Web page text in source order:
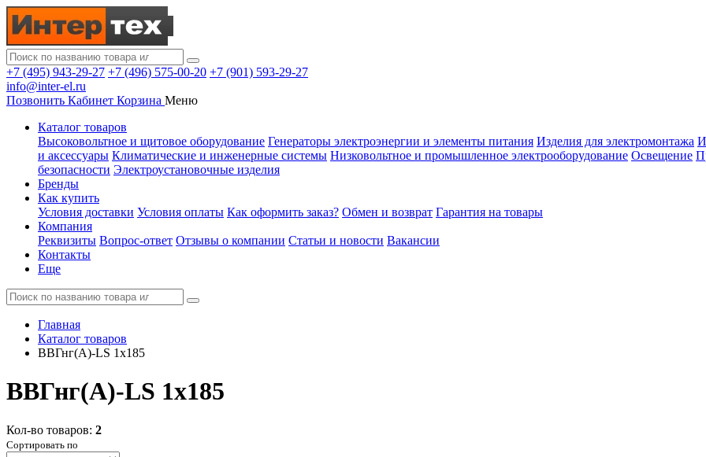
+7 (495) 943-29-27 +7 (496) 575-00-20 +7 (901) 593-29-27
info@inter-el.ru
Позвонить Кабинет Корзина Меню
Каталог товаров
Высоковольтное и щитовое оборудование Генераторы электроэнергии и элементы питания Изделия для электромонтажа
и аксессуары Климатические и инженерные системы Низковольтное и промышленное электрооборудование Освещение
безопасности Электроустановочные изделия
Бренды
Как купить
Условия доставки Условия оплаты Как оформить заказ? Обмен и возврат Гарантия на товары
Компания
Реквизиты Вопрос-ответ Отзывы о компании Статьи и новости Вакансии
Контакты
Еще
Главная
Каталог товаров
ВВГнг(А)-LS 1x185
ВВГнг(А)-LS 1x185
Кол-во товаров: 2
Сортировать по